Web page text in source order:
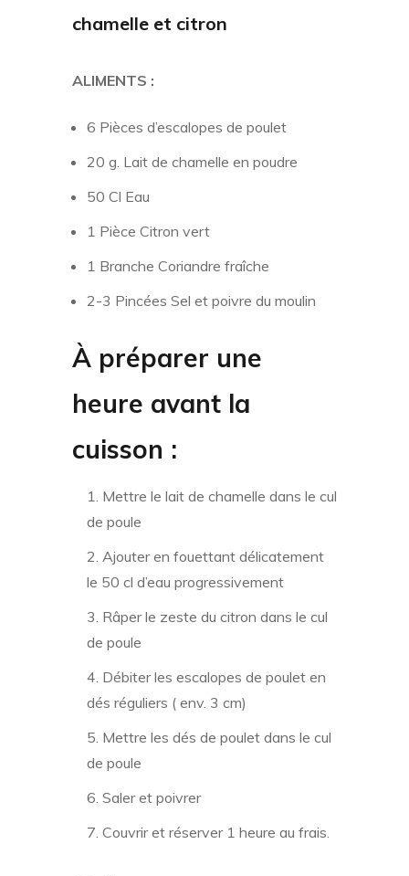
chamelle et citron
ALIMENTS :
6 Pièces d’escalopes de poulet
20 g. Lait de chamelle en poudre
50 Cl Eau
1 Pièce Citron vert
1 Branche Coriandre fraîche
2-3 Pincées Sel et poivre du moulin
À préparer une
heure avant la
cuisson :
Mettre le lait de chamelle dans le cul
de poule
Ajouter en fouettant délicatement
le 50 cl d’eau progressivement
Râper le zeste du citron dans le cul
de poule
Débiter les escalopes de poulet en
dés réguliers ( env. 3 cm)
Mettre les dés de poulet dans le cul
de poule
Saler et poivrer
Couvrir et réserver 1 heure au frais.